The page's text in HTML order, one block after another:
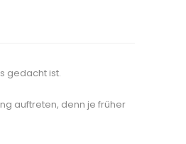
gedacht ist.
auftreten, denn je früher